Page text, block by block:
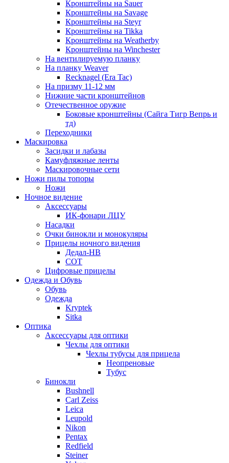
Кронштейны на Sauer
Кронштейны на Savage
Кронштейны на Steyr
Кронштейны на Tikka
Кронштейны на Weatherby
Кронштейны на Winchester
На вентилируемую планку
На планку Weaver
Recknagel (Era Tac)
На призму 11-12 мм
Нижние части кронштейнов
Отечественное оружие
Боковые кронштейны (Сайга Тигр Вепрь и
тд)
Переходники
Маскировка
Засидки и лабазы
Камуфляжные ленты
Маскировочные сети
Ножи пилы топоры
Ножи
Ночное видение
Аксессуары
ИК-фонари ЛЦУ
Насадки
Очки бинокли и монокуляры
Прицелы ночного видения
Дедал-НВ
СОТ
Цифровые прицелы
Одежда и Обувь
Обувь
Одежда
Kryptek
Sitka
Оптика
Аксессуары для оптики
Чехлы для оптики
Чехлы тубусы для прицела
Неопреновые
Тубус
Бинокли
Bushnell
Carl Zeiss
Leica
Leupold
Nikon
Pentax
Redfield
Steiner